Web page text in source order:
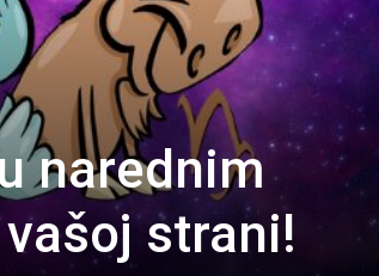
narednim
strani!